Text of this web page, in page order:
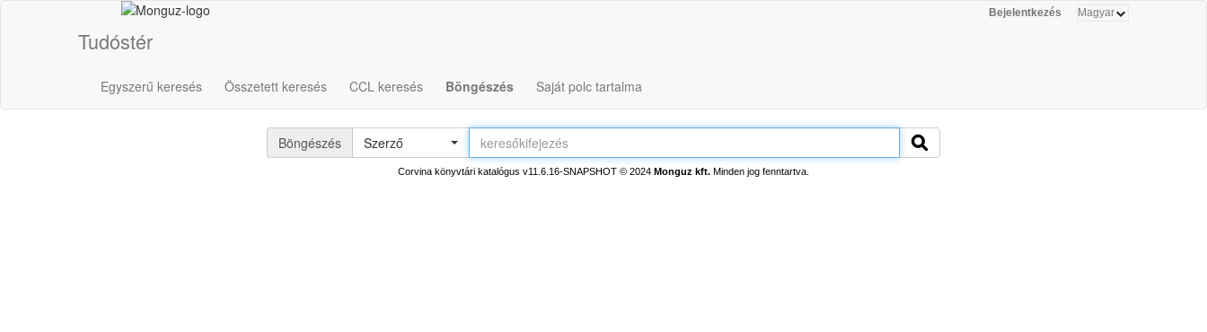
Bejelentkezés
Tudóstér
Egyszerű keresés Összetett keresés CCL keresés Böngészés Saját polc tartalma
Böngészés Szerző
Corvina könyvtári katalógus v11.6.16-SNAPSHOT © 2024 Monguz kft. Minden jog fenntartva.